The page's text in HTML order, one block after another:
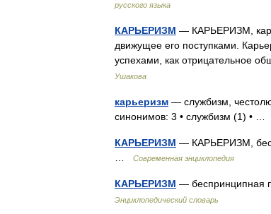
русского языка
КАРЬЕРИЗМ — КАРЬЕРИЗМ,
движущее его поступками.
успехами, как отрицательное
Ушакова
карьеризм — службизм,
синонимов: 3 • службизм (1) • …
КАРЬЕРИЗМ — КАРЬЕРИЗМ,
Современная энциклопедия
КАРЬЕРИЗМ — беспринципная
Энциклопедический словарь